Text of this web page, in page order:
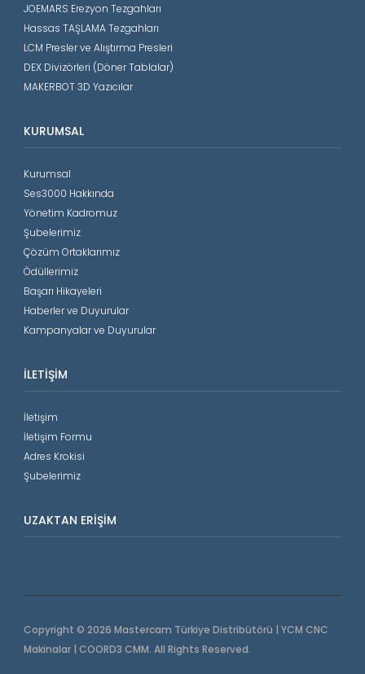
JOEMARS Erezyon Tezgahları
Hassas TAŞLAMA Tezgahları
LCM Presler ve Alıştırma Presleri
DEX Divizörleri (Döner Tablalar)
MAKERBOT 3D Yazıcılar
KURUMSAL
Kurumsal
Ses3000 Hakkında
Yönetim Kadromuz
Şubelerimiz
Çözüm Ortaklarımız
Ödüllerimiz
Başarı Hikayeleri
Haberler ve Duyurular
Kampanyalar ve Duyurular
İLETIŞIM
İletişim
İletişim Formu
Adres Krokisi
Şubelerimiz
UZAKTAN ERIŞIM
Copyright © 2026 Mastercam Türkiye Distribütörü | YCM CNC
Makinalar | COORD3 CMM. All Rights Reserved.